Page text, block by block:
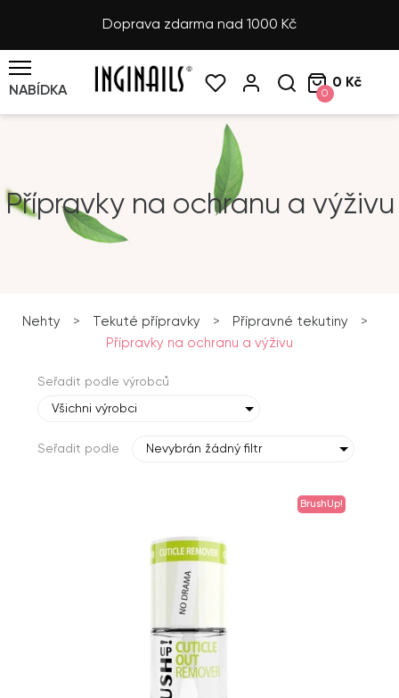
Doprava zdarma nad 1000 Kč
NABÍDKA 0
0 Kč
Přípravky na ochranu a výživu
Nehty > Tekuté přípravky > Přípravné tekutiny
>
Přípravky na ochranu a výživu
Seřadit podle výrobců
Všichni výrobci
Seřadit podle Nevybrán žádný filtr
BrushUp!